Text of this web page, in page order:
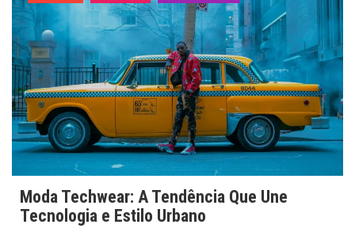
Moda Techwear: A Tendência Que Une
Tecnologia e Estilo Urbano